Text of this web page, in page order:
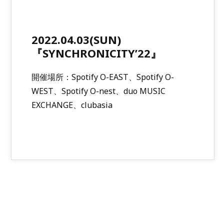
2022.04.03(SUN)
『SYNCHRONICITY’22』
開催場所：Spotify O-EAST、Spotify O-
WEST、Spotify O-nest、duo MUSIC
EXCHANGE、clubasia